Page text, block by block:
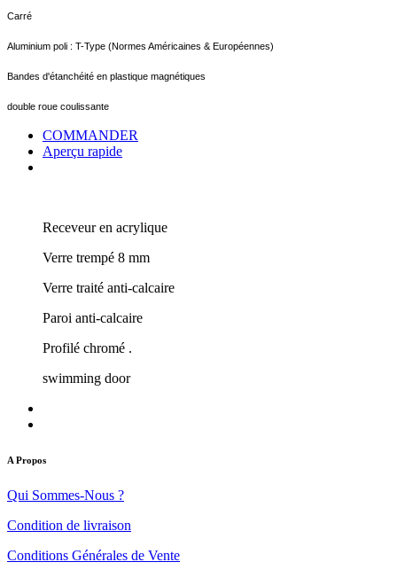
Carré
Aluminium poli : T-Type (Normes Américaines & Européennes)
Bandes d'étanchéité en plastique magnétiques
double roue coulissante
COMMANDER
Aperçu rapide
Receveur en acrylique
Verre trempé 8 mm
Verre traité anti-calcaire
Paroi anti-calcaire
Profilé chromé .
swimming door
A Propos
Qui Sommes-Nous ?
Condition de livraison
Conditions Générales de Vente